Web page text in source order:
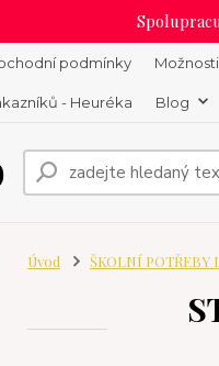
podmínky
- Heuréka Blog
Úvod ŠKOLNÍ POTŘEBY